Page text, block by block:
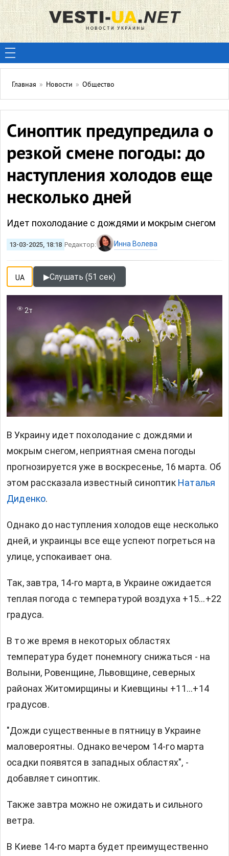
Главная » Новости » Общество
Синоптик предупредила о
резкой смене погоды: до
наступления холодов еще
несколько дней
Идет похолодание с дождями и мокрым снегом
13-03-2025, 18:18 Редактор: Инна Волева
UA ▶Слушать (51 сек)
2т
В Украину идет похолодание с дождями и
мокрым снегом, неприятная смена погоды
прогнозируется уже в воскресенье, 16 марта. Об
этом рассказала известный синоптик Наталья
Диденко.
Однако до наступления холодов еще несколько
дней, и украинцы все еще успеют погреться на
улице, успокаивает она.
Так, завтра, 14-го марта, в Украине ожидается
теплая погода с температурой воздуха +15...+22
градуса.
В то же время в некоторых областях
температура будет понемногу снижаться - на
Волыни, Ровенщине, Львовщине, северных
районах Житомирщины и Киевщины +11...+14
градусов.
"Дожди существенные в пятницу в Украине
маловероятны. Однако вечером 14-го марта
осадки появятся в западных областях", -
добавляет синоптик.
Также завтра можно не ожидать и сильного
ветра.
В Киеве 14-го марта будет преимущественно